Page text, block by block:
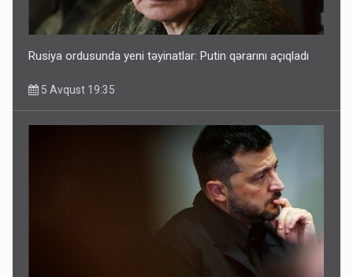
Rusiya ordusunda yeni təyinatlar: Putin qərarını açıqladı
5 Avqust 19:35